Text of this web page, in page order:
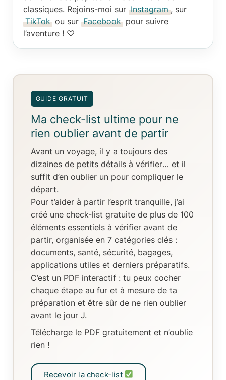
classiques. Rejoins-moi sur Instagram , sur
TikTok ou sur Facebook pour suivre
l’aventure ! ♡
GUIDE GRATUIT
Ma check-list ultime pour ne
rien oublier avant de partir
Avant un voyage, il y a toujours des
dizaines de petits détails à vérifier… et il
suffit d’en oublier un pour compliquer le
départ.
Pour t’aider à partir l’esprit tranquille, j’ai
créé une check-list gratuite de plus de 100
éléments essentielsà vérifier avant de
partir, organisée en 7 catégories clés:
documents, santé, sécurité, bagages,
applications utiles et derniers préparatifs.
C’est un PDF interactif: tu peux cocher
chaque étape au fur et à mesure de ta
préparationet être sûr de ne rien oublier
avant le jour J.
Télécharge le PDF gratuitement et n’oublie
rien !
Recevoir la check-list